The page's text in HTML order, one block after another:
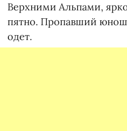
Верхними Альпами,
пятно. Пропавший
одет.